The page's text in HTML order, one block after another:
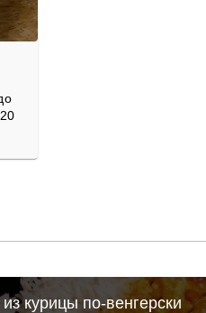
курицы по-венгерски